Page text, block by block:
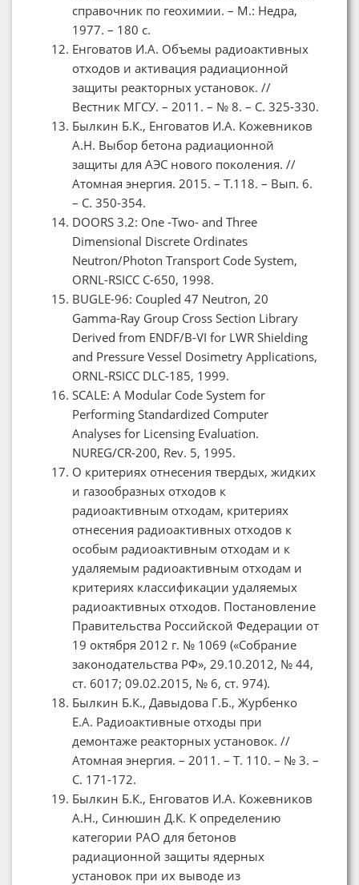
справочник по геохимии. – М.: Недра,
1977. – 180 с.
Енговатов И.А. Объемы радиоактивных
отходов и активация радиационной
защиты реакторных установок. //
Вестник МГСУ. – 2011. – № 8. – С. 325-330.
Былкин Б.К., Енговатов И.А. Кожевников
А.Н. Выбор бетона радиационной
защиты для АЭС нового поколения. //
Атомная энергия. 2015. – Т.118. – Вып. 6.
– С. 350-354.
DOORS 3.2: One -Two- and Three
Dimensional Discrete Ordinates
Neutron/Photon Transport Code System,
ORNL-RSICC C-650, 1998.
BUGLE-96: Coupled 47 Neutron, 20
Gamma-Ray Group Cross Section Library
Derived from ENDF/B-VI for LWR Shielding
and Pressure Vessel Dosimetry Applications,
ORNL-RSICC DLC-185, 1999.
SCALE: A Modular Code System for
Performing Standardized Computer
Analyses for Licensing Evaluation.
NUREG/CR-200, Rev. 5, 1995.
О критериях отнесения твердых, жидких
и газообразных отходов к
радиоактивным отходам, критериях
отнесения радиоактивных отходов к
особым радиоактивным отходам и к
удаляемым радиоактивным отходам и
критериях классификации удаляемых
радиоактивных отходов. Постановление
Правительства Российской Федерации от
19 октября 2012 г. № 1069 («Собрание
законодательства РФ», 29.10.2012, № 44,
ст. 6017; 09.02.2015, № 6, ст. 974).
Былкин Б.К., Давыдова Г.Б., Журбенко
Е.А. Радиоактивные отходы при
демонтаже реакторных установок. //
Атомная энергия. – 2011. – Т. 110. – № 3. –
С. 171-172.
Былкин Б.К., Енговатов И.А. Кожевников
А.Н., Синюшин Д.К. К определению
категории РАО для бетонов
радиационной защиты ядерных
установок при их выводе из